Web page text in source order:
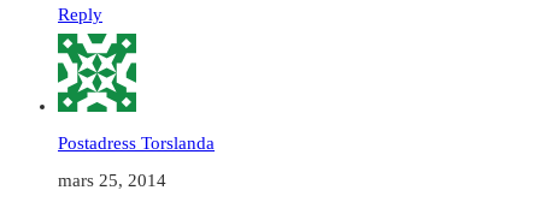
Reply
Postadress Torslanda
mars 25, 2014